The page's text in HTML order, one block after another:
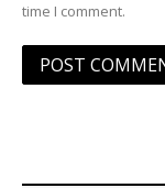
time I comment.